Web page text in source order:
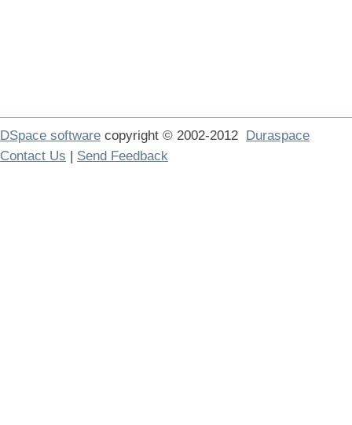
DSpace software copyright © 2002-2012 Duraspace
Contact Us | Send Feedback